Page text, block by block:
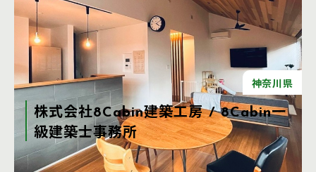
神奈川県
株式会社8Cabin建築工房 / 8Cabin一
級建築士事務所
注文住宅をもっと身近に もっとおしゃれに。 もっと気軽に